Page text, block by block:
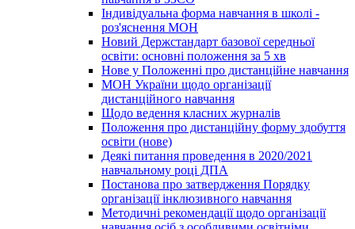
Індивідуальна форма навчання в школі -
роз'яснення МОН
Новий Держстандарт базової середньої
освіти: основні положення за 5 хв
Нове у Положенні про дистанційне навчання
МОН України щодо організації
дистанційного навчання
Щодо ведення класних журналів
Положення про дистанційну форму здобуття
освіти (нове)
Деякі питання проведення в 2020/2021
навчальному році ДПА
Постанова про затвердження Порядку
організації інклюзивного навчання
Методичні рекомендації щодо організації